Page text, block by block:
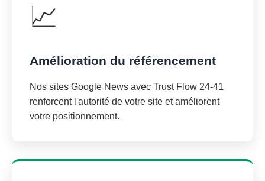
📈
Amélioration du référencement
Nos sites Google News avec Trust Flow 24-41
renforcent l'autorité de votre site et améliorent
votre positionnement.